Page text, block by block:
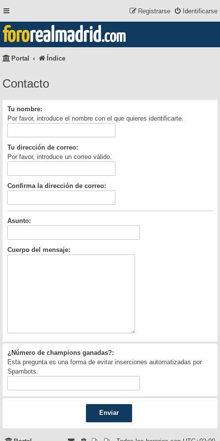
Identificarse
Registrarse
fororealmadrid.com
Portal Índice
Contacto
Tu nombre:
Por favor, introduce el nombre con el que quieres identificarte.
Tu dirección de correo:
Por favor, introduce un correo válido.
Confirma la dirección de correo:
Asunto:
Cuerpo del mensaje:
¿Número de champions ganadas?:
Esta pregunta es una forma de evitar inserciones automatizadas por
Spambots.